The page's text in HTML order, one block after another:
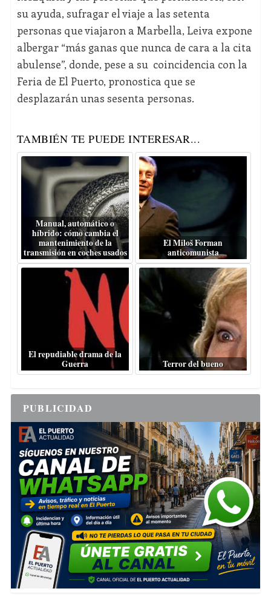
su ayuda, sufragar el viaje a las setenta
personas que viajaron a Marbella, Leiva expone
albergar “más ganas que nunca de cara a la cita
abulense”, donde, pese a su coincidencia con la
Feria de El Puerto, pronostica que se
desplazarán unas sesenta personas.
TAMBIÉN TE PUEDE INTERESAR...
Manual, automático o
híbrido: cómo cambia el
mantenimiento de la
transmisión en coches usados
El Miloš Forman
anticomunista
El repudiable drama de la
Guerra
Terror del bueno
PUBLICIDAD